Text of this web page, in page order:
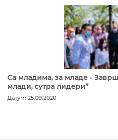
Са младима, за младе -
млади, сутра лидери”
Датум: 25.09.2020